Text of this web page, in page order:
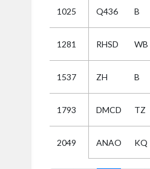
1025 Q436 B
1281 RHSD WB
1537 ZH B
1793 DMCD TZ
2049 ANAO KQ